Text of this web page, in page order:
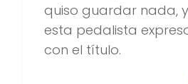
quiso guardar nada,
esta pedalista
con el título.